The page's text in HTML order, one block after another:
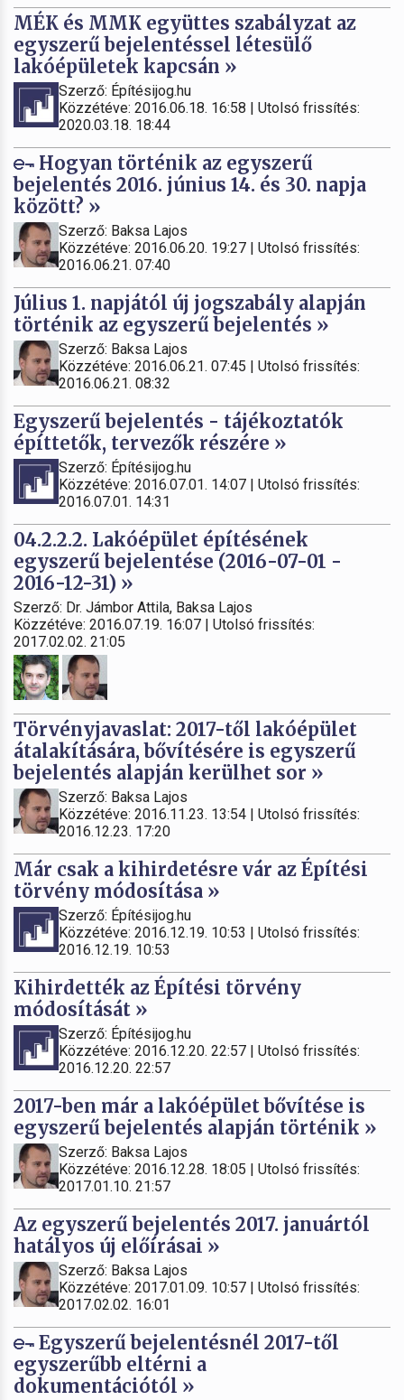
MÉK és MMK együttes szabályzat az
egyszerű bejelentéssel létesülő
lakóépületek kapcsán »
Szerző: Építésijog.hu
Közzétéve: 2016.06.18. 16:58 | Utolsó frissítés:
2020.03.18. 18:44
Hogyan történik az egyszerű
bejelentés 2016. június 14. és 30. napja
között? »
Szerző: Baksa Lajos
Közzétéve: 2016.06.20. 19:27 | Utolsó frissítés:
2016.06.21. 07:40
Július 1. napjától új jogszabály alapján
történik az egyszerű bejelentés »
Szerző: Baksa Lajos
Közzétéve: 2016.06.21. 07:45 | Utolsó frissítés:
2016.06.21. 08:32
Egyszerű bejelentés - tájékoztatók
építtetők, tervezők részére »
Szerző: Építésijog.hu
Közzétéve: 2016.07.01. 14:07 | Utolsó frissítés:
2016.07.01. 14:31
04.2.2.2. Lakóépület építésének
egyszerű bejelentése (2016-07-01 -
2016-12-31) »
Szerző: Dr. Jámbor Attila, Baksa Lajos
Közzétéve: 2016.07.19. 16:07 | Utolsó frissítés:
2017.02.02. 21:05
Törvényjavaslat: 2017-től lakóépület
átalakítására, bővítésére is egyszerű
bejelentés alapján kerülhet sor »
Szerző: Baksa Lajos
Közzétéve: 2016.11.23. 13:54 | Utolsó frissítés:
2016.12.23. 17:20
Már csak a kihirdetésre vár az Építési
törvény módosítása »
Szerző: Építésijog.hu
Közzétéve: 2016.12.19. 10:53 | Utolsó frissítés:
2016.12.19. 10:53
Kihirdették az Építési törvény
módosítását »
Szerző: Építésijog.hu
Közzétéve: 2016.12.20. 22:57 | Utolsó frissítés:
2016.12.20. 22:57
2017-ben már a lakóépület bővítése is
egyszerű bejelentés alapján történik »
Szerző: Baksa Lajos
Közzétéve: 2016.12.28. 18:05 | Utolsó frissítés:
2017.01.10. 21:57
Az egyszerű bejelentés 2017. januártól
hatályos új előírásai »
Szerző: Baksa Lajos
Közzétéve: 2017.01.09. 10:57 | Utolsó frissítés:
2017.02.02. 16:01
Egyszerű bejelentésnél 2017-től
egyszerűbb eltérni a
dokumentációtól »